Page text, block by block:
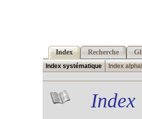
Index Recherche
Index systématique Index
Index